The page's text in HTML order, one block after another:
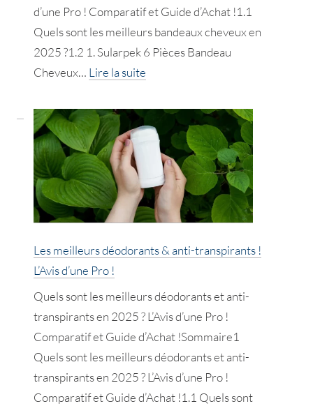
d’une Pro ! Comparatif et Guide d’Achat !1.1
Quels sont les meilleurs bandeaux cheveux en
2025 ?1.2 1. Sularpek 6 Pièces Bandeau
Cheveux… Lire la suite
meilleurs
bandeaux
cheveux
2025
!
d’une
!
Les meilleurs déodorants & anti-transpirants !
L’Avis d’une Pro !
Quels sont les meilleurs déodorants et anti-
transpirants en 2025 ? L’Avis d’une Pro !
Comparatif et Guide d’Achat !Sommaire1
Quels sont les meilleurs déodorants et anti-
transpirants en 2025 ? L’Avis d’une Pro !
Comparatif et Guide d’Achat !1.1 Quels sont